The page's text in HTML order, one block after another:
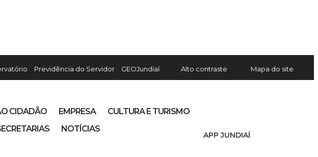
Previdência do Servidor GEOJundiaí Alto contraste Mapa do site
APP JUNDIAÍ
CIDADÃO EMPRESA
CULTURA E TURISMO
NOTÍCIAS